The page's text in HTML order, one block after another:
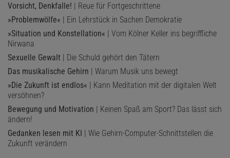
Vorsicht, Denkfalle! | Reue für Fortgeschrittene
»Problemwölfe« | Ein Lehrstück in Sachen Demokratie
»Situation und Konstellation« | Vom Kölner Keller ins begriffliche
Nirwana
Sexuelle Gewalt | Die Schuld gehört den Tätern
Das musikalische Gehirn | Warum Musik uns bewegt
»Die Zukunft ist endlos« | Kann Meditation mit der digitalen Welt
versöhnen?
Bewegung und Motivation | Keinen Spaß am Sport? Das lässt sich
ändern!
Gedanken lesen mit KI | Wie Gehirn-Computer-Schnittstellen die
Zukunft verändern